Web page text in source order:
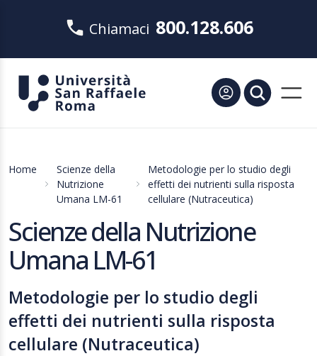
Chiamaci 800.128.606
Home
Scienze della
Nutrizione
Umana LM-61
Metodologie per lo studio degli
effetti dei nutrienti sulla risposta
cellulare (Nutraceutica)
Scienze della Nutrizione
Umana LM-61
Metodologie per lo studio degli
effetti dei nutrienti sulla risposta
cellulare (Nutraceutica)